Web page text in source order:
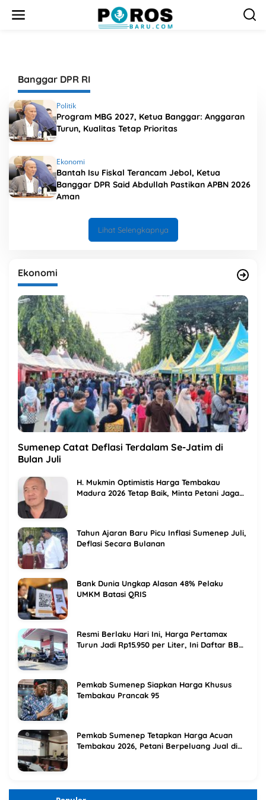
Banggar DPR RI
Politik
Program MBG 2027, Ketua Banggar: Anggaran
Turun, Kualitas Tetap Prioritas
Ekonomi
Bantah Isu Fiskal Terancam Jebol, Ketua
Banggar DPR Said Abdullah Pastikan APBN 2026
Aman
Lihat Selengkapnya
Ekonomi
Sumenep Catat Deflasi Terdalam Se-Jatim di
Bulan Juli
H. Mukmin Optimistis Harga Tembakau
Madura 2026 Tetap Baik, Minta Petani Jaga
Tahun Ajaran Baru Picu Inflasi Sumenep Juli,
Deflasi Secara Bulanan
Bank Dunia Ungkap Alasan 48% Pelaku
UMKM Batasi QRIS
Resmi Berlaku Hari Ini, Harga Pertamax
Turun Jadi Rp15.950 per Liter, Ini Daftar BBM
Pemkab Sumenep Siapkan Harga Khusus
Tembakau Prancak 95
Pemkab Sumenep Tetapkan Harga Acuan
Tembakau 2026, Petani Berpeluang Jual di